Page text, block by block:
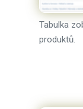
Tabulka
produktů.